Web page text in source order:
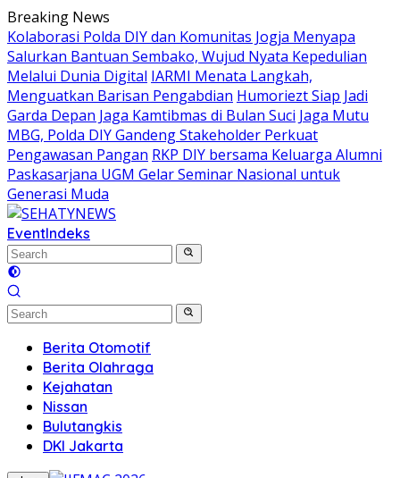
Skip
to
content
Breaking News
Kolaborasi Polda DIY dan Komunitas Jogja Menyapa
Salurkan Bantuan Sembako, Wujud Nyata Kepedulian
Melalui Dunia Digital IARMI Menata Langkah,
Menguatkan Barisan Pengabdian Humoriezt Siap Jadi
Garda Depan Jaga Kamtibmas di Bulan Suci Jaga Mutu
MBG, Polda DIY Gandeng Stakeholder Perkuat
Pengawasan Pangan RKP DIY bersama Keluarga Alumni
Paskasarjana UGM Gelar Seminar Nasional untuk
Generasi Muda
EventIndeks
Berita Otomotif
Berita Olahraga
Kejahatan
Nissan
Bulutangkis
DKI Jakarta